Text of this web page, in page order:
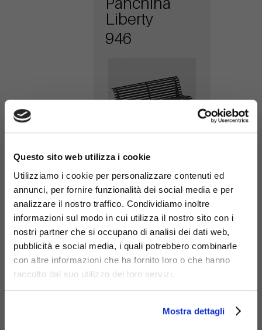
Questo sito web utilizza i cookie
Utilizziamo i cookie per personalizzare contenuti ed
annunci, per fornire funzionalità dei social media e per
analizzare il nostro traffico. Condividiamo inoltre
informazioni sul modo in cui utilizza il nostro sito con i
nostri partner che si occupano di analisi dei dati web,
pubblicità e social media, i quali potrebbero combinarle
con altre informazioni che ha fornito loro o che hanno
raccolto dal suo utilizzo dei loro servizi.
Mostra dettagli
Liberty
946
Tabellone
Maxi 6x3
Bifacciale
309-bis